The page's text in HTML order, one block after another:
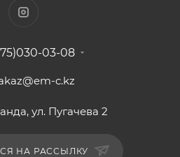
03-08
c.kz
ул. Пугачева 2
НА РАССЫЛКУ